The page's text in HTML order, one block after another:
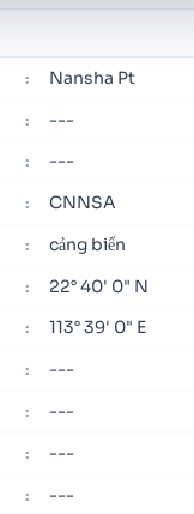
: Nansha Pt
: ---
: ---
: CNNSA
: cảng biển
: 22° 40' 0" N
: 113° 39' 0" E
: ---
: ---
: ---
: ---